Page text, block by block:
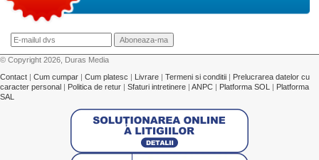
© Copyright 2026, Duras Media
Contact | Cum cumpar | Cum platesc | Livrare | Termeni si conditii | Prelucrarea datelor cu
caracter personal | Politica de retur | Sfaturi intretinere | ANPC | Platforma SOL | Platforma
SAL